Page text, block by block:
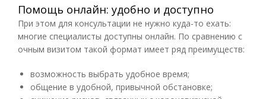
Помощь онлайн: удобно и доступно
При этом для консультации не нужно куда-то ехать:
многие специалисты доступны онлайн. По сравнению с
очным визитом такой формат имеет ряд преимуществ:
возможность выбрать удобное время;
общение в удобной, привычной обстановке;